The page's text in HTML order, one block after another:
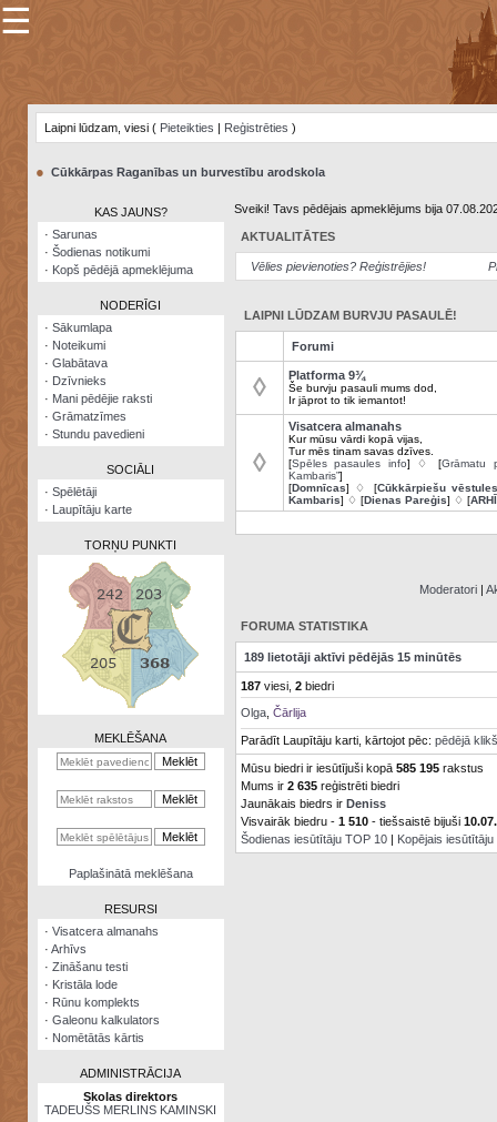
×
Šodienas
notikumi
Visatcera
almanahs
Arhīvs
Zināšanu
kalkulators
Nomētātās
☰
Laipni lūdzam, viesi ( Pieteikties | Reģistrēties )
● Cūkkārpas Raganības un burvestību arodskola
KAS JAUNS?
· Sarunas
· Šodienas notikumi
· Kopš pēdējā apmeklējuma
NODERĪGI
· Sākumlapa
· Noteikumi
· Glabātava
· Dzīvnieks
· Mani pēdējie raksti
· Grāmatzīmes
· Stundu pavedieni
SOCIĀLI
· Spēlētāji
· Laupītāju karte
TORŅU PUNKTI
MEKLĒŠANA
Paplašinātā meklēšana
RESURSI
· Visatcera almanahs
· Arhīvs
· Zināšanu testi
· Kristāla lode
· Rūnu komplekts
· Galeonu kalkulators
· Nomētātās kārtis
ADMINISTRĀCIJA
Skolas direktors
TADEUŠS MERLINS KAMINSKI
Sveiki! Tavs pēdējais apmeklējums bija
AKTUALITĀTES
Vēlies pievienoties? Reģistrējies!
LAIPNI LŪDZAM BURVJU PASAULĒ!
Forumi
◊ Platforma 9¾
Še burvju pasauli mums dod,
Ir jāprot to tik iemantot!
◊
Visatcera almanahs
Kur mūsu vārdi kopā vijas,
Tur mēs tinam savas dzīves.
[Spēles pasaules info] ♢ [Grāmatu
Kambaris”]
[Domnīcas] ♢ [Cūkkārpiešu vēstules
Kambaris] ♢ [Dienas Pareģis] ♢ [
Moderatori |
FORUMA STATISTIKA
189 lietotāji aktīvi pēdējās 15 minūtēs
187viesi, 2biedri
Olga, Čārlija
Parādīt Laupītāju karti, kārtojot pēc: pēdējā
Mūsu biedri ir iesūtījuši kopā 585 195rakstus
Mums ir 2 635reģistrēti biedri
Jaunākais biedrs ir Deniss
Visvairāk biedru - 1 510- tiešsaistē bijuši
Šodienas iesūtītāju TOP 10| Kopējais iesūtītāju